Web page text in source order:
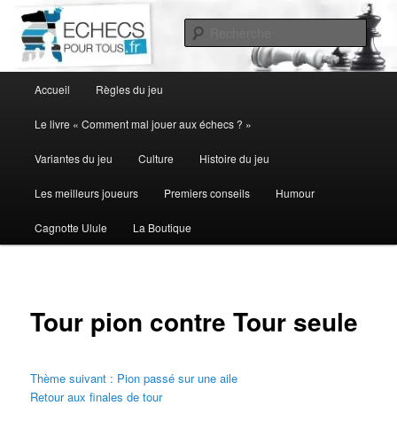
contenu
principal
principal
Accueil Règles du jeu
Le livre « Comment mal jouer aux échecs ? »
Variantes du jeu Culture Histoire du jeu
Les meilleurs joueurs Premiers conseils Humour
Cagnotte Ulule La Boutique
Tour pion contre Tour seule
Thème suivant : Pion passé sur une aile
Retour aux finales de tour